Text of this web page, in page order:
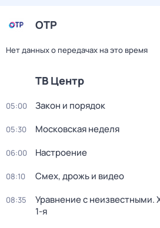
ОТР
Нет данных о передачах на это время
ТВ Центр
05:00 Закон и порядок
05:30 Московская неделя
06:00 Настроение
08:10 Смех, дрожь и видео
08:35 Уравнение с неизвестными.
1-я